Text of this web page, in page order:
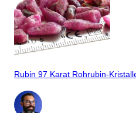
Rubin 97 Karat Rohrubin-